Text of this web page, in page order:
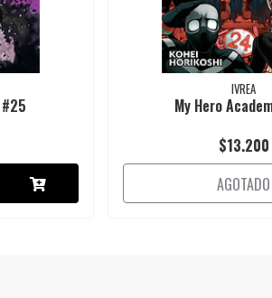
IVREA
My Hero
$13.200
AGOTADO